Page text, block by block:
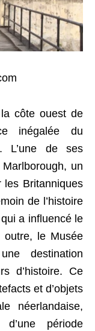
côte ouest de
inégalée du
L’une de ses
un
les Britanniques
de l’histoire
a influencé le
outre, le Musée
destination
d’histoire. Ce
et d’objets
néerlandaise,
période